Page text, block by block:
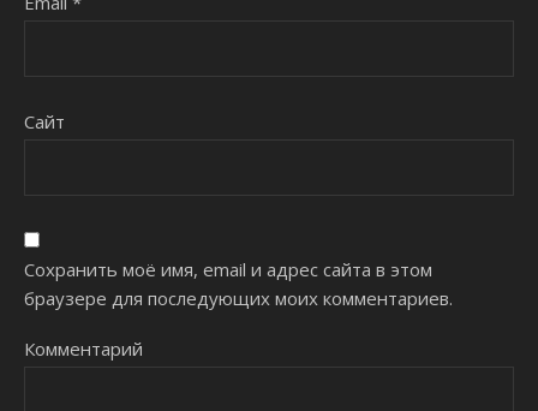
Сайт
Сохранить моё имя, email и адрес сайта в этом
браузере для последующих моих комментариев.
Комментарий